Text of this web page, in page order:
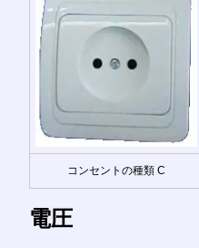
コンセントの種類 C
電圧